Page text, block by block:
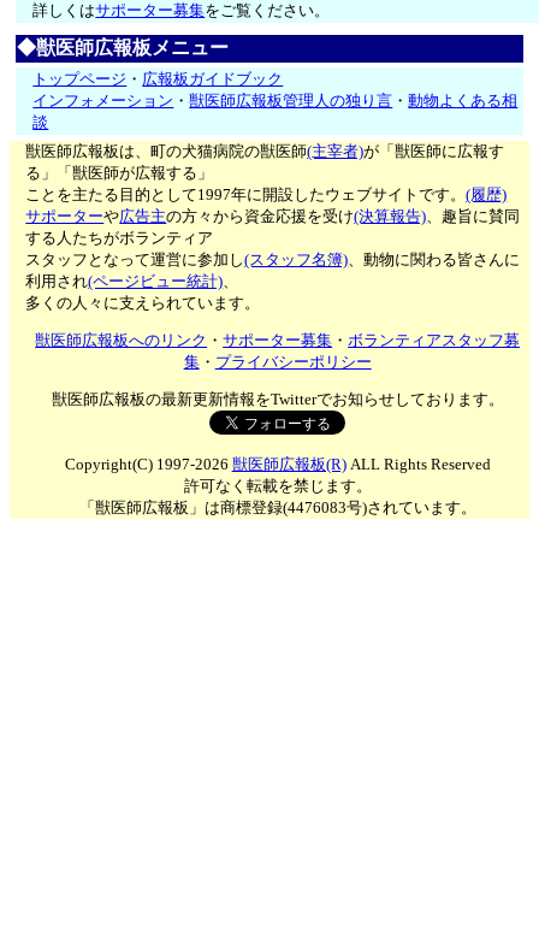
詳しくはサポーター募集をご覧ください。
◆獣医師広報板メニュー
トップページ ・ 広報板ガイドブック
インフォメーション ・獣医師広報板管理人の独り言 ・動物よくある相
談
獣医師広報板は、町の犬猫病院の獣医師(主宰者)が「獣医師に広報す
る」「獣医師が広報する」
ことを主たる目的として1997年に開設したウェブサイトです。(履歴)
サポーターや広告主の方々から資金応援を受け(決算報告)、趣旨に賛同
する人たちがボランティア
スタッフとなって運営に参加し(スタッフ名簿)、動物に関わる皆さんに
利用され(ページビュー統計)、
多くの人々に支えられています。
獣医師広報板へのリンク ・サポーター募集 ・ボランティアスタッフ募
集・ プライバシーポリシー
獣医師広報板の最新更新情報をTwitterでお知らせしております。
Copyright(C) 1997-2026 獣医師広報板(R)ALL Rights Reserved
許可なく転載を禁じます。
「獣医師広報板」は商標登録(4476083号)されています。